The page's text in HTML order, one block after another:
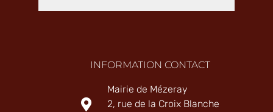
INFORMATION CONTACT
Mairie de Mézeray
2, rue de la Croix Blanche